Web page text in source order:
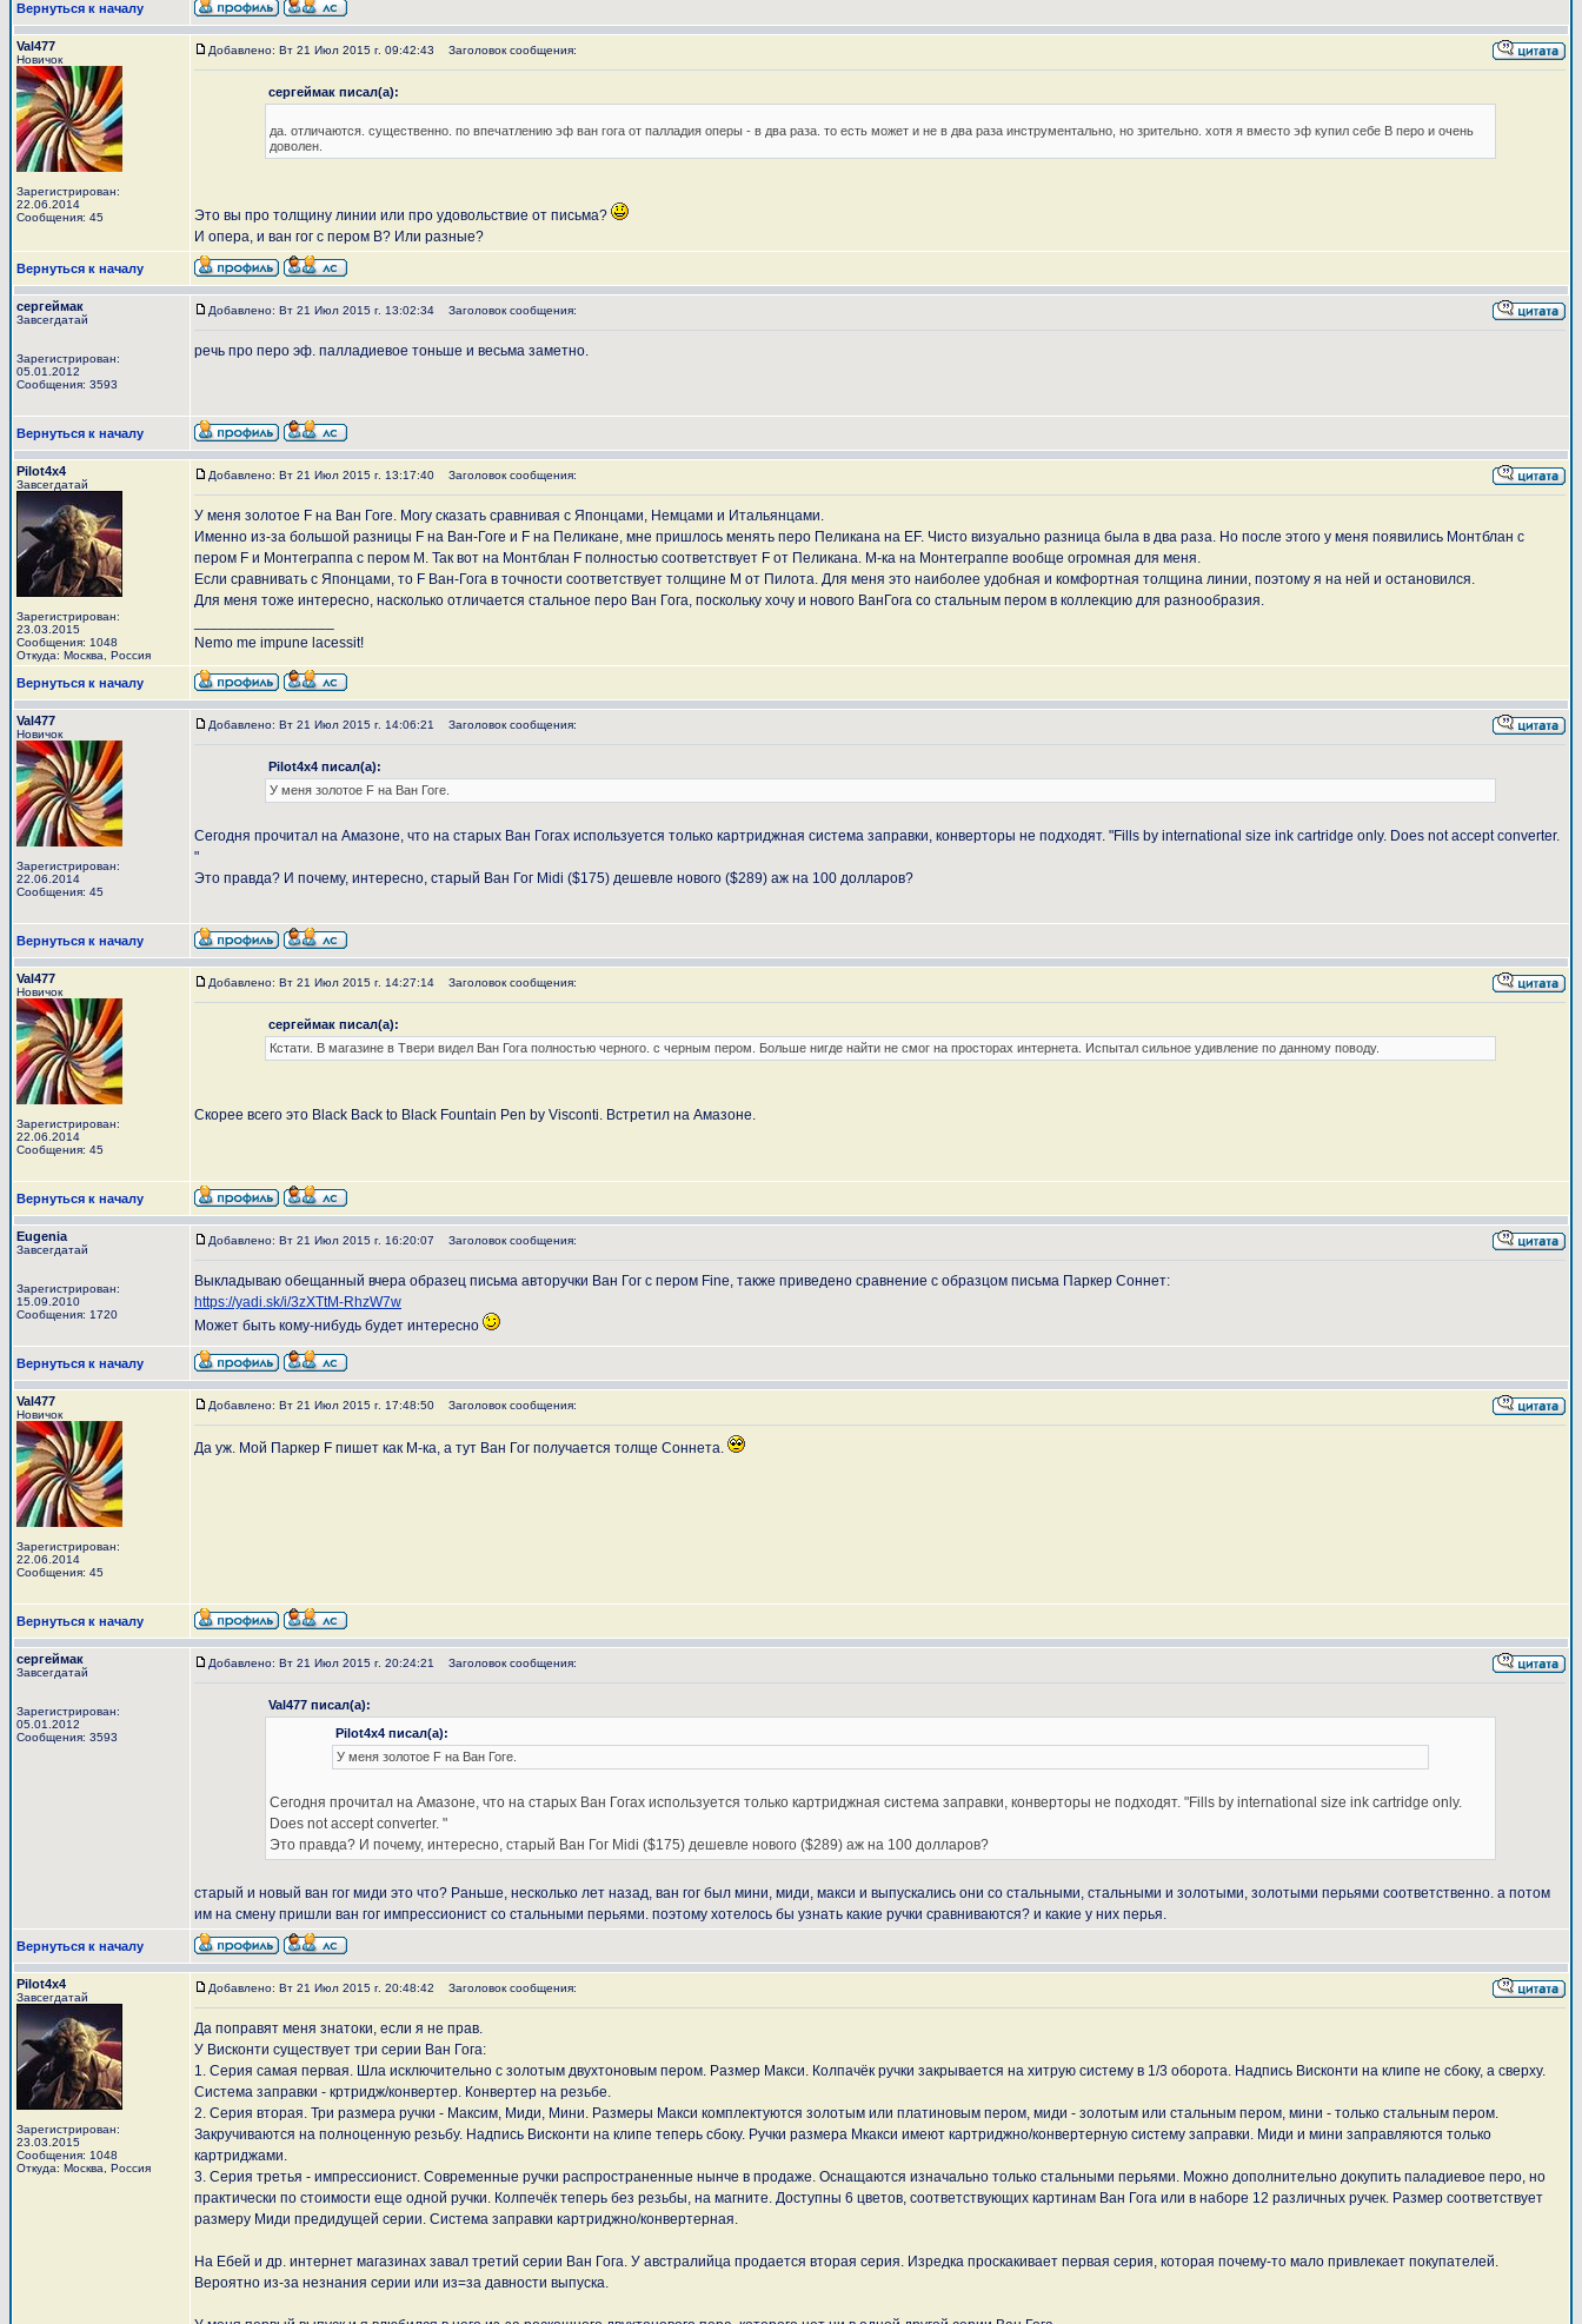
Вернуться к началу
Val477
Новичок
Зарегистрирован:
22.06.2014
Сообщения: 45
Добавлено: Вт 21 Июл 2015 г. 09:42:43 Заголовок сообщения:
сергеймак писал(а):
да. отличаются. существенно. по впечатлению эф ван гога от палладия оперы - в два раза. то есть может и не в два раза инструментально, но зрительно. хотя я вместо эф купил себе В перо и очень
доволен.
Это вы про толщину линии или про удовольствие от письма?
И опера, и ван гог с пером В? Или разные?
Вернуться к началу
сергеймак
Завсегдатай
Зарегистрирован:
05.01.2012
Сообщения: 3593
Добавлено: Вт 21 Июл 2015 г. 13:02:34 Заголовок сообщения:
речь про перо эф. палладиевое тоньше и весьма заметно.
Вернуться к началу
Pilot4x4
Завсегдатай
Зарегистрирован:
23.03.2015
Сообщения: 1048
Откуда: Москва, Россия
Добавлено: Вт 21 Июл 2015 г. 13:17:40 Заголовок сообщения:
У меня золотое F на Ван Гоге. Могу сказать сравнивая с Японцами, Немцами и Итальянцами.
Именно из-за большой разницы F на Ван-Гоге и F на Пеликане, мне пришлось менять перо Пеликана на EF. Чисто визуально разница была в два раза. Но после этого у меня появились Монтблан с
пером F и Монтеграппа с пером М. Так вот на Монтблан F полностью соответствует F от Пеликана. М-ка на Монтеграппе вообще огромная для меня.
Если сравнивать с Японцами, то F Ван-Гога в точности соответствует толщине M от Пилота. Для меня это наиболее удобная и комфортная толщина линии, поэтому я на ней и остановился.
Для меня тоже интересно, насколько отличается стальное перо Ван Гога, поскольку хочу и нового ВанГога со стальным пером в коллекцию для разнообразия.
Nemo me impune lacessit!
Вернуться к началу
Val477
Новичок
Зарегистрирован:
22.06.2014
Сообщения: 45
Добавлено: Вт 21 Июл 2015 г. 14:06:21 Заголовок сообщения:
Pilot4x4 писал(а):
У меня золотое F на Ван Гоге.
Сегодня прочитал на Амазоне, что на старых Ван Гогах используется только картриджная система заправки, конверторы не подходят. "Fills by international size ink cartridge only. Does not accept converter.
"
Это правда? И почему, интересно, старый Ван Гог Midi ($175) дешевле нового ($289) аж на 100 долларов?
Вернуться к началу
Val477
Новичок
Зарегистрирован:
22.06.2014
Сообщения: 45
Добавлено: Вт 21 Июл 2015 г. 14:27:14 Заголовок сообщения:
сергеймак писал(а):
Кстати. В магазине в Твери видел Ван Гога полностью черного. с черным пером. Больше нигде найти не смог на просторах интернета. Испытал сильное удивление по данному поводу.
Скорее всего это Black Back to Black Fountain Pen by Visconti. Встретил на Амазоне.
Вернуться к началу
Eugenia
Завсегдатай
Зарегистрирован:
15.09.2010
Сообщения: 1720
Добавлено: Вт 21 Июл 2015 г. 16:20:07 Заголовок сообщения:
Выкладываю обещанный вчера образец письма авторучки Ван Гог с пером Fine, также приведено сравнение с образцом письма Паркер Соннет:
https://yadi.sk/i/3zXTtM-RhzW7w
Может быть кому-нибудь будет интересно
Вернуться к началу
Val477
Новичок
Зарегистрирован:
22.06.2014
Сообщения: 45
Добавлено: Вт 21 Июл 2015 г. 17:48:50 Заголовок сообщения:
Да уж. Мой Паркер F пишет как М-ка, а тут Ван Гог получается толще Соннета.
Вернуться к началу
сергеймак
Завсегдатай
Зарегистрирован:
05.01.2012
Сообщения: 3593
Добавлено: Вт 21 Июл 2015 г. 20:24:21 Заголовок сообщения:
Val477 писал(а):
Pilot4x4 писал(а):
У меня золотое F на Ван Гоге.
Сегодня прочитал на Амазоне, что на старых Ван Гогах используется только картриджная система заправки, конверторы не подходят. "Fills by international size ink cartridge only.
Does not accept converter. "
Это правда? И почему, интересно, старый Ван Гог Midi ($175) дешевле нового ($289) аж на 100 долларов?
старый и новый ван гог миди это что? Раньше, несколько лет назад, ван гог был мини, миди, макси и выпускались они со стальными, стальными и золотыми, золотыми перьями соответственно. а потом
им на смену пришли ван гог импрессионист со стальными перьями. поэтому хотелось бы узнать какие ручки сравниваются? и какие у них перья.
Вернуться к началу
Pilot4x4
Завсегдатай
Зарегистрирован:
23.03.2015
Сообщения: 1048
Откуда: Москва, Россия
Добавлено: Вт 21 Июл 2015 г. 20:48:42 Заголовок сообщения:
Да поправят меня знатоки, если я не прав.
У Висконти существует три серии Ван Гога:
1. Серия самая первая. Шла исключительно с золотым двухтоновым пером. Размер Макси. Колпачёк ручки закрывается на хитрую систему в 1/3 оборота. Надпись Висконти на клипе не сбоку, а сверху.
Система заправки - кртридж/конвертер. Конвертер на резьбе.
2. Серия вторая. Три размера ручки - Максим, Миди, Мини. Размеры Макси комплектуются золотым или платиновым пером, миди - золотым или стальным пером, мини - только стальным пером.
Закручиваются на полноценную резьбу. Надпись Висконти на клипе теперь сбоку. Ручки размера Мкакси имеют картриджно/конвертерную систему заправки. Миди и мини заправляются только
картриджами.
3. Серия третья - импрессионист. Современные ручки распространенные нынче в продаже. Оснащаются изначально только стальными перьями. Можно дополнительно докупить паладиевое перо, но
практически по стоимости еще одной ручки. Колпечёк теперь без резьбы, на магните. Доступны 6 цветов, соответствующих картинам Ван Гога или в наборе 12 различных ручек. Размер соответствует
размеру Миди предидущей серии. Система заправки картриджно/конвертерная.
На Ебей и др. интернет магазинах завал третий серии Ван Гога. У австралийца продается вторая серия. Изредка проскакивает первая серия, которая почему-то мало привлекает покупателей.
Вероятно из-за незнания серии или из=за давности выпуска.